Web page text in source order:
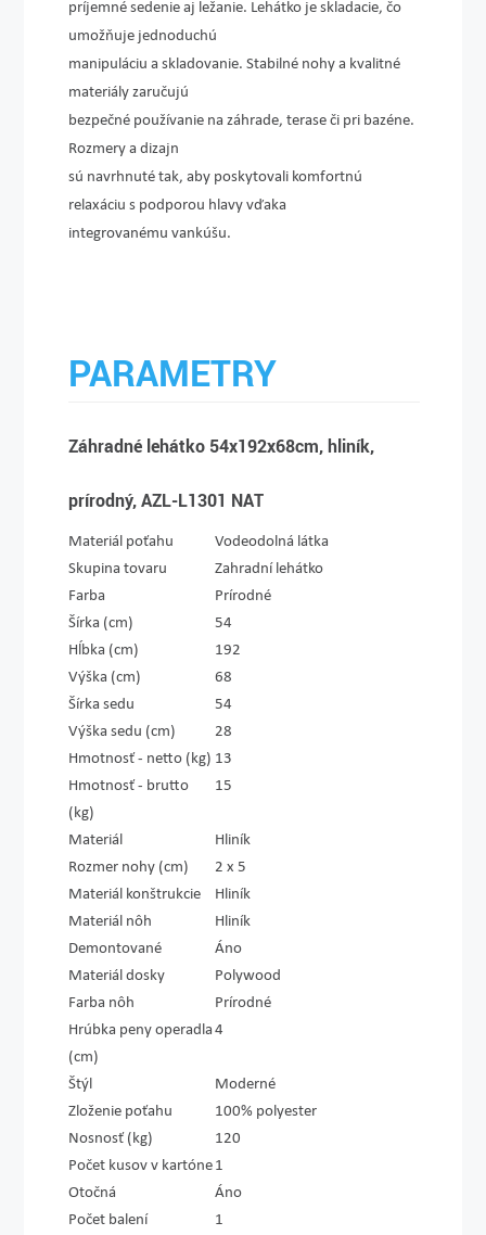
príjemné sedenie aj ležanie. Lehátko je skladacie, čo
umožňuje jednoduchú
manipuláciu a skladovanie. Stabilné nohy a kvalitné
materiály zaručujú
bezpečné používanie na záhrade, terase či pri bazéne.
Rozmery a dizajn
sú navrhnuté tak, aby poskytovali komfortnú
relaxáciu s podporou hlavy vďaka
integrovanému vankúšu.
PARAMETRY
Záhradné lehátko 54x192x68cm, hliník,
prírodný, AZL-L1301 NAT
Materiál poťahu
Vodeodolná látka
Skupina tovaru
Zahradní lehátko
Farba
Prírodné
Šírka (cm)
54
Hĺbka (cm)
192
Výška (cm)
68
Šírka sedu
54
Výška sedu (cm)
28
Hmotnosť - netto (kg) 13
Hmotnosť - brutto
(kg)
15
Materiál
Hliník
Rozmer nohy (cm)
2 x 5
Materiál konštrukcie
Hliník
Materiál nôh
Hliník
Demontované
Áno
Materiál dosky
Polywood
Farba nôh
Prírodné
Hrúbka peny operadla
(cm)
4
Štýl
Moderné
Zloženie poťahu
100% polyester
Nosnosť (kg)
120
Počet kusov v kartóne1
Otočná
Áno
Počet balení
1